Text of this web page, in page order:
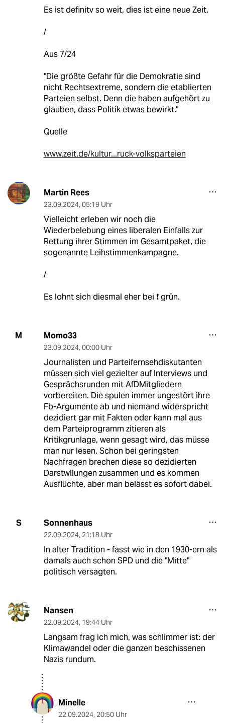
Es ist definitv so weit, dies ist eine neue Zeit.
/
Aus 7/24
"Die größte Gefahr für die Demokratie sind
nicht Rechtsextreme, sondern die etablierten
Parteien selbst. Denn die haben aufgehört zu
glauben, dass Politik etwas bewirkt."
Quelle
www.zeit.de/kultur...ruck-volksparteien
Martin Rees
23.09.2024, 05:19 Uhr
Vielleicht erleben wir noch die
Wiederbelebung eines liberalen Einfalls zur
Rettung ihrer Stimmen im Gesamtpaket, die
sogenannte Leihstimmenkampagne.
/
Es lohnt sich diesmal eher bei ❗ grün.
M Momo33
23.09.2024, 00:00 Uhr
Journalisten und Parteifernsehdiskutanten
müssen sich viel gezielter auf Interviews und
Gesprächsrunden mit AfDMitgliedern
vorbereiten. Die spulen immer ungestört ihre
Fb-Argumente ab und niemand widerspricht
dezidiert gar mit Fakten oder kann mal aus
dem Parteiprogramm zitieren als
Kritikgrunlage, wenn gesagt wird, das müsse
man nur lesen. Schon bei geringsten
Nachfragen brechen diese so dezidierten
Darstwllungen zusammen und es kommen
Ausflüchte, aber man belässt es sofort dabei.
S Sonnenhaus
22.09.2024, 21:18 Uhr
In alter Tradition - fasst wie in den 1930-ern als
damals auch schon SPD und die "Mitte"
politisch versagten.
Nansen
22.09.2024, 19:44 Uhr
Langsam frag ich mich, was schlimmer ist: der
Klimawandel oder die ganzen beschissenen
Nazis rundum.
Minelle
22.09.2024, 20:50 Uhr